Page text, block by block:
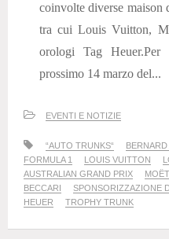
coinvolte diverse maison
tra cui Louis Vuitton,
orologi Tag
prossimo 14 marzo del...
EVENTI E NOTIZIE
“AUTO TRUNKS“
BERNARD
FORMULA 1
LOUIS VUITTON
AUSTRALIAN GRAND PRIX
BECCARI
SPONSORIZZAZIONE
HEUER
TROPHY TRUNK